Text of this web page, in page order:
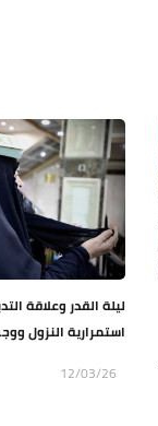
ليلة القدر وعلاقة
استمرارية النزول
12/03/26